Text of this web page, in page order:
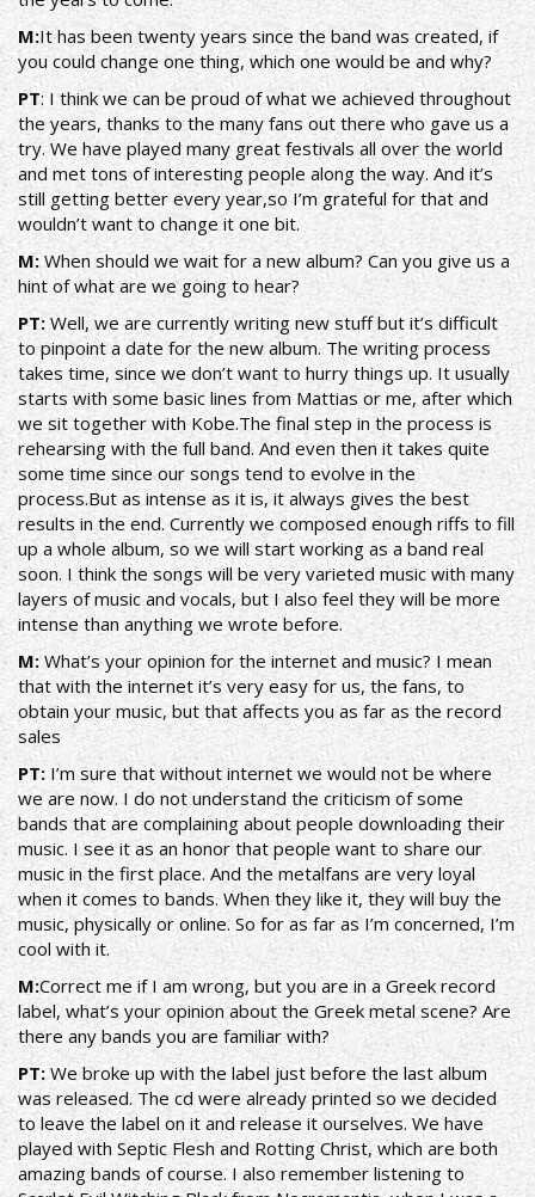
Μ:It has been twenty years since the band was created, if
you could change one thing, which one would be and why?
ΡΤ: I think we can be proud of what we achieved throughout
the years, thanks to the many fans out there who gave us a
try. We have played many great festivals all over the world
and met tons of interesting people along the way. And it’s
still getting better every year,so I’m grateful for that and
wouldn’t want to change it one bit.
Μ:When should we wait for a new album? Can you give us a
hint of what are we going to hear?
ΡΤ:Well, we are currently writing new stuff but it’s difficult
to pinpoint a date for the new album. The writing process
takes time, since we don’t want to hurry things up. It usually
starts with some basic lines from Mattias or me, after which
we sit together with Kobe.The final step in the process is
rehearsing with the full band. And even then it takes quite
some time since our songs tend to evolve in the
process.But as intense as it is, it always gives the best
results in the end. Currently we composed enough riffs to fill
up a whole album, so we will start working as a band real
soon. I think the songs will be very varieted music with many
layers of music and vocals, but I also feel they will be more
intense than anything we wrote before.
Μ:What’s your opinion for the internet and music? I mean
that with the internet it’s very easy for us, the fans, to
obtain your music, but that affects you as far as the record
sales
ΡΤ: I’m sure that without internet we would not be where
we are now. I do not understand the criticism of some
bands that are complaining about people downloading their
music. I see it as an honor that people want to share our
music in the first place. And the metalfans are very loyal
when it comes to bands. When they like it, they will buy the
music, physically or online. So for as far as I’m concerned, I’m
cool with it.
Μ:Correct me if I am wrong, but you are in a Greek record
label, what’s your opinion about the Greek metal scene? Are
there any bands you are familiar with?
ΡΤ:We broke up with the label just before the last album
was released. The cd were already printed so we decided
to leave the label on it and release it ourselves. We have
played with Septic Flesh and Rotting Christ, which are both
amazing bands of course. I also remember listening to